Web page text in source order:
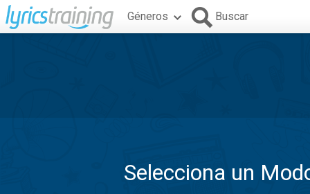
Géneros Buscar
Selecciona un